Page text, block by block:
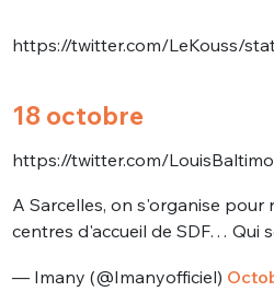
https://twitter.com/LeKouss/
18 octobre
https://twitter.com/
A Sarcelles, on s'organise pour
centres d'accueil de SDF… Qui
— Imany (@Imanyofficiel)